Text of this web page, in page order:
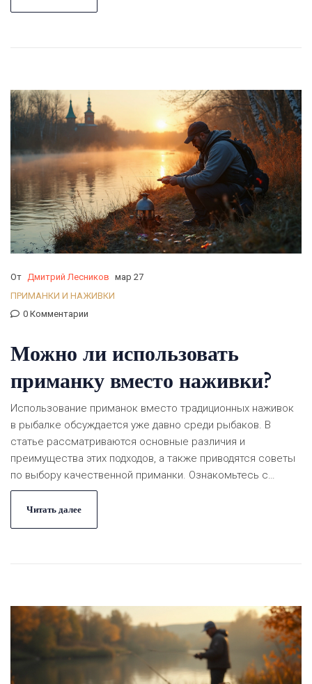
повысить шансы на успешную рыбалку. Всё основано на
От Дмитрий Лесников мар 27
ПРИМАНКИ И НАЖИВКИ
0 Комментарии
Можно ли использовать
приманку вместо наживки?
Использование приманок вместо традиционных наживок
в рыбалке обсуждается уже давно среди рыбаков. В
статье рассматриваются основные различия и
преимущества этих подходов, а также приводятся советы
по выбору качественной приманки. Ознакомьтесь с
рекомендациями экспертов по успешному
использованию приманок в различных условиях. Узнайте,
какие виды рыб лучше ловятся на приманки, и как
Читать далее